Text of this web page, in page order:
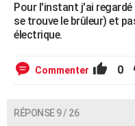
Pour l'instant j'ai regardé
se trouve le brûleur) et
électrique.
Commenter 0
RÉPONSE 9 / 26